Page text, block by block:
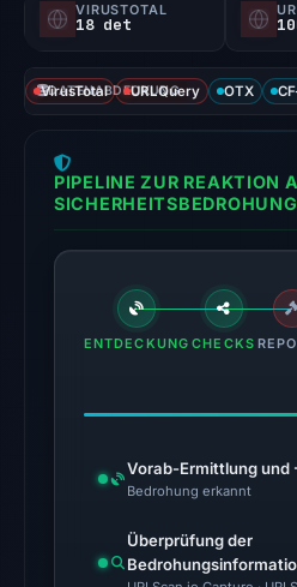
score:
100/100.
recorded
18
95
engines:
CyRadar,
Ermes,
Forcepoint
VIRUSTOTAL
18 det
DATENABDECKUNG
VirusTotal URLQuery OTX
PIPELINE ZUR REAKTION
ENTDECKUNG CHECKS
Vorab-Ermittlung und
Bedrohung erkannt
Überprüfung der